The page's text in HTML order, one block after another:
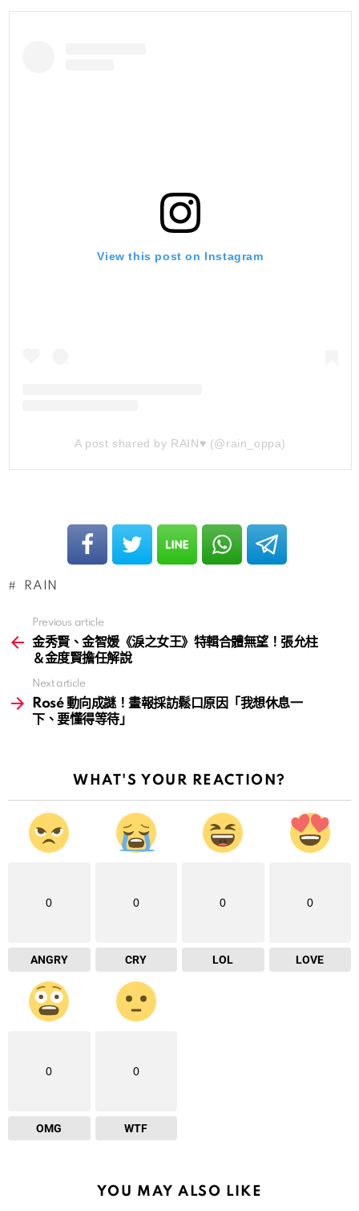
View this post on Instagram
A post shared by RAIN♥ (@rain_oppa)
RAIN
more
Previous article
金秀賢、金智媛《淚之女王》特輯合體無望！張允柱
＆金度賢擔任解說
Next article
Rosé 動向成謎！畫報採訪鬆口原因「我想休息一
下、要懂得等待」
WHAT'S YOUR REACTION?
0
ANGRY
0
CRY
0
LOL
0
LOVE
0
OMG
0
WTF
YOU MAY ALSO LIKE